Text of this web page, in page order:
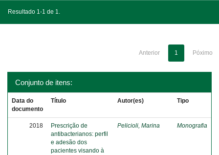
Resultado 1-1 de 1.
Anterior 1 Póximo
Conjunto de itens:
Data do
documento
Título Autor(es) Tipo
2018
Prescrição de
antibacterianos: perfil
e adesão dos
pacientes visando à
Pelicioli, Marina Monografia